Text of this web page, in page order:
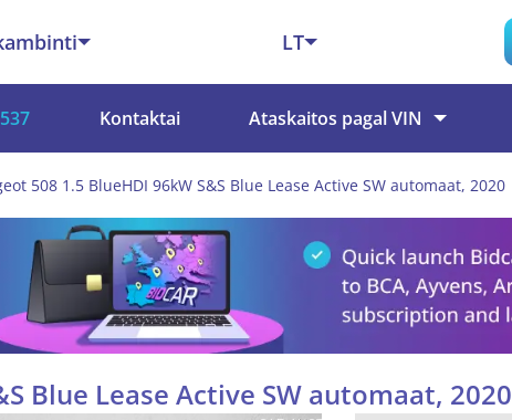
LT
537 Kontaktai Ataskaitos pagal VIN
508 1.5 BlueHDI 96kW S&S Blue Lease Active SW automaat, 2020
Blue Lease Active SW automaat, 2020